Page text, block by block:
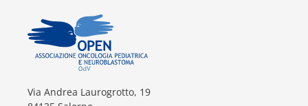
Via Andrea Laurogrotto, 19